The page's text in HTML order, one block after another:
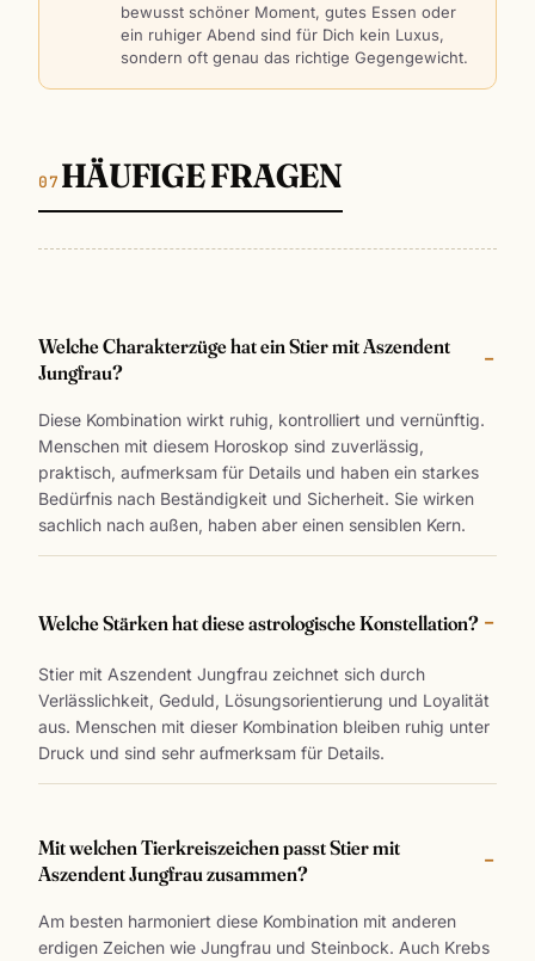
bewusst schöner Moment, gutes Essen oder
ein ruhiger Abend sind für Dich kein Luxus,
sondern oft genau das richtige Gegengewicht.
HÄUFIGE FRAGEN
Welche Charakterzüge hat ein Stier mit Aszendent
Jungfrau?
Diese Kombination wirkt ruhig, kontrolliert und vernünftig.
Menschen mit diesem Horoskop sind zuverlässig,
praktisch, aufmerksam für Details und haben ein starkes
Bedürfnis nach Beständigkeit und Sicherheit. Sie wirken
sachlich nach außen, haben aber einen sensiblen Kern.
Welche Stärken hat diese astrologische Konstellation?
Stier mit Aszendent Jungfrau zeichnet sich durch
Verlässlichkeit, Geduld, Lösungsorientierung und Loyalität
aus. Menschen mit dieser Kombination bleiben ruhig unter
Druck und sind sehr aufmerksam für Details.
Mit welchen Tierkreiszeichen passt Stier mit
Aszendent Jungfrau zusammen?
Am besten harmoniert diese Kombination mit anderen
erdigen Zeichen wie Jungfrau und Steinbock. Auch Krebs